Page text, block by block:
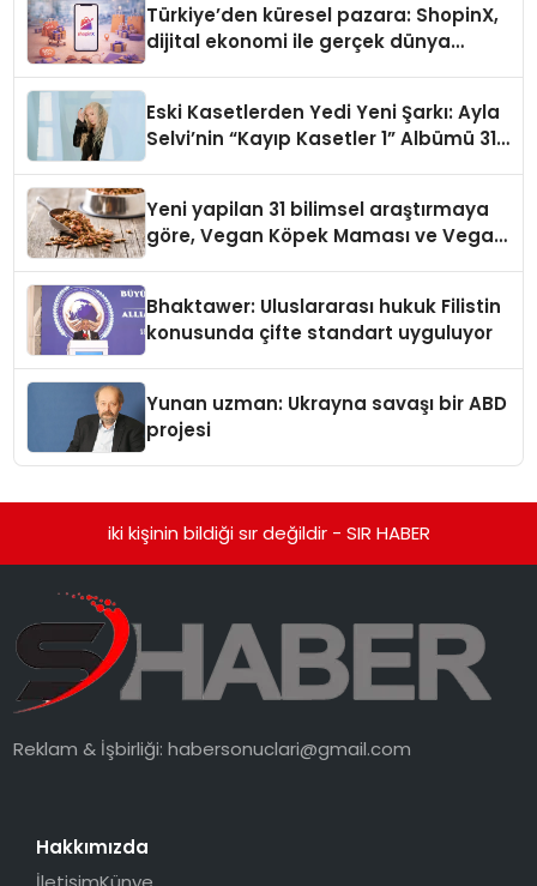
Türkiye’den küresel pazara: ShopinX,
dijital ekonomi ile gerçek dünya
Eski Kasetlerden Yedi Yeni Şarkı: Ayla
Selvi’nin “Kayıp Kasetler 1” Albümü 31
Yeni yapilan 31 bilimsel araştırmaya
göre, Vegan Köpek Maması ve Vegan
Bhaktawer: Uluslararası hukuk Filistin
konusunda çifte standart uyguluyor
Yunan uzman: Ukrayna savaşı bir ABD
projesi
iki kişinin bildiği sır değildir - SIR HABER
Reklam & İşbirliği:habersonuclari@gmail.com
Hakkımızda